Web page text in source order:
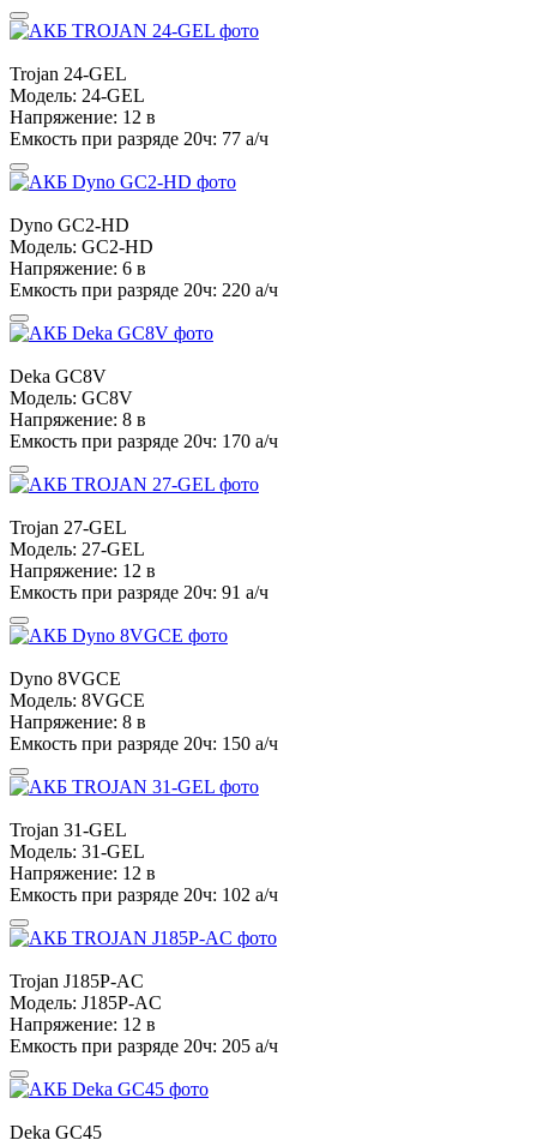
Trojan 24-GEL
Модель: 24-GEL
Напряжение: 12 в
Емкость при разряде 20ч: 77 а/ч
Dyno GC2-HD
Модель: GC2-HD
Напряжение: 6 в
Емкость при разряде 20ч: 220 а/ч
Deka GC8V
Модель: GC8V
Напряжение: 8 в
Емкость при разряде 20ч: 170 а/ч
Trojan 27-GEL
Модель: 27-GEL
Напряжение: 12 в
Емкость при разряде 20ч: 91 а/ч
Dyno 8VGCE
Модель: 8VGCE
Напряжение: 8 в
Емкость при разряде 20ч: 150 а/ч
Trojan 31-GEL
Модель: 31-GEL
Напряжение: 12 в
Емкость при разряде 20ч: 102 а/ч
Trojan J185P-AC
Модель: J185P-AC
Напряжение: 12 в
Емкость при разряде 20ч: 205 а/ч
Deka GC45